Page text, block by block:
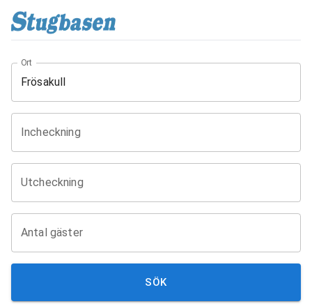
Ort
Incheckning
Utcheckning
Antal gäster
SÖK